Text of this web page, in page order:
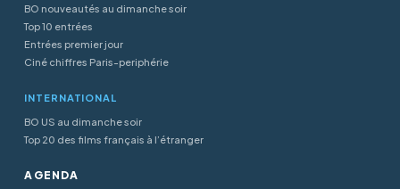
BO nouveautés au dimanche soir
Top 10 entrées
Entrées premier jour
Ciné chiffres Paris-periphérie
INTERNATIONAL
BO US au dimanche soir
Top 20 des films français à l’étranger
AGENDA